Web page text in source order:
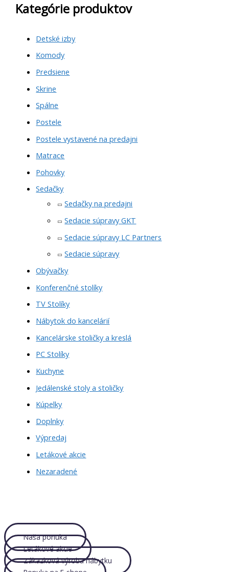
Kategórie produktov
Detské izby
Komody
Predsiene
Skrine
Spálne
Postele
Postele vystavené na predajni
Matrace
Pohovky
Sedačky
Sedačky na predajni
Sedacie súpravy GKT
Sedacie súpravy LC Partners
Sedacie súpravy
Obývačky
Konferenčné stolíky
TV Stolíky
Nábytok do kancelárií
Kancelárske stoličky a kreslá
PC Stolíky
Kuchyne
Jedálenské stoly a stoličky
Kúpelky
Doplnky
Výpredaj
Letákové akcie
Nezaradené
Naša ponuka
Letákové akcie
Zákazková výroba nábytku